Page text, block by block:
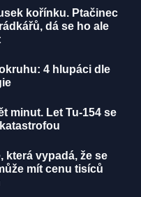
kořínku. Ptačinec
dá se ho ale
4 hlupáci dle
minut. Let Tu-154 se
která vypadá, že se
mít cenu tisíců